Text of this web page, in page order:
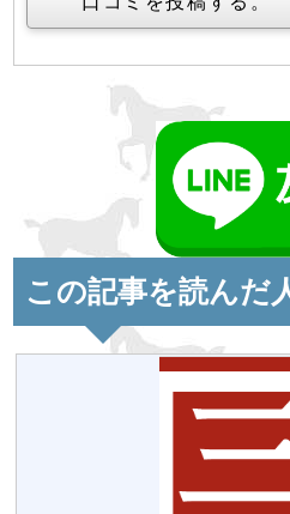
この記事を読んだ